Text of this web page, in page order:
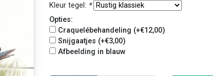
Kleur tegel: *
Opties:
Craquelébehandeling (+€12,00)
Snijgaatjes (+€3,00)
Afbeelding in blauw